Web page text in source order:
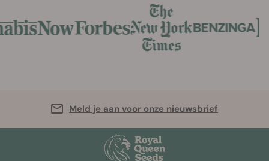
Meld je aan voor onze nieuwsbrief